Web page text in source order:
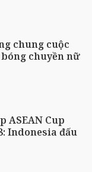
chung cuộc
chuyền nữ
ASEAN Cup
Indonesia đấu